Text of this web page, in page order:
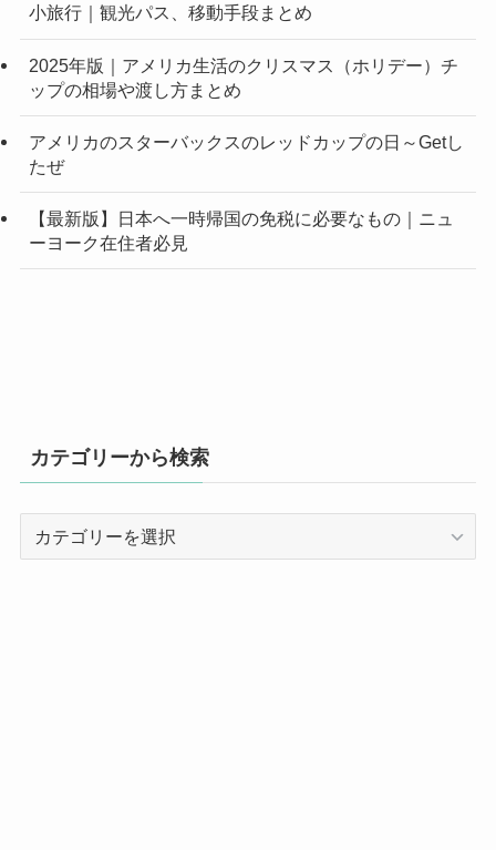
小旅行｜観光パス、移動手段まとめ
2025年版｜アメリカ生活のクリスマス（ホリデー）チ
ップの相場や渡し方まとめ
アメリカのスターバックスのレッドカップの日～Getし
たぜ
【最新版】日本へ一時帰国の免税に必要なもの｜ニュ
ーヨーク在住者必見
カテゴリーから検索